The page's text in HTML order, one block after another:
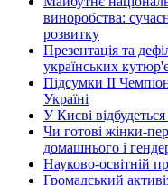
виноробства:
розвитку
Презентація та
українських
Підсумки ІІ
Україні
У Києві
Чи готові жінки-
домашнього і
Науково-освітній
Громадський